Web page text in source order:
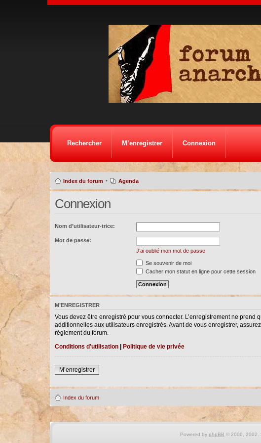
Rechercher M’enregistrer Connexion
Index du forum • Agenda
Connexion
Nom d’utilisateur-trice:
Mot de passe:
J’ai oublié mon mot de passe
Se souvenir de moi
Cacher mon statut en ligne pour cette session
M’ENREGISTRER
Vous devez être enregistré pour vous connecter. L’enregistrement ne
additionnelles aux utilisateurs enregistrés. Avant de vous enregistrer,
règlement du forum.
Conditions d’utilisation| Politique de vie privée
M’enregistrer
Index du forum
Powered by phpBB © 2000, 2002,